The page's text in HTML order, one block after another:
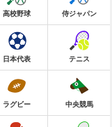
高校野球 侍ジャパン
日本代表 テニス
ラグビー 中央競馬